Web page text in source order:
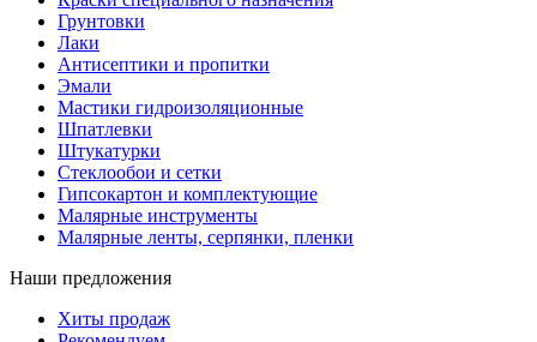
Грунтовки
Лаки
Антисептики и пропитки
Эмали
Мастики гидроизоляционные
Шпатлевки
Штукатурки
Стеклообои и сетки
Гипсокартон и комплектующие
Малярные инструменты
Малярные ленты, серпянки, пленки
Наши предложения
Хиты продаж